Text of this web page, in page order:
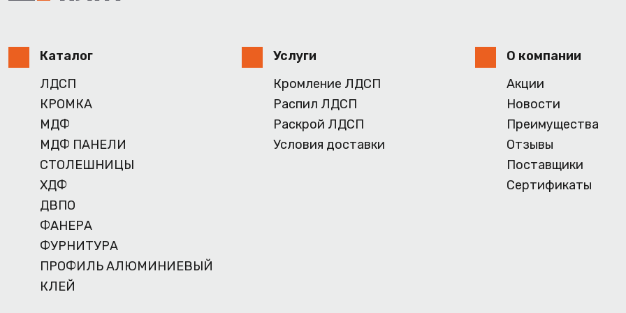
Каталог
ЛДСП
КРОМКА
МДФ
МДФ ПАНЕЛИ
СТОЛЕШНИЦЫ
ХДФ
ДВПО
ФАНЕРА
ФУРНИТУРА
ПРОФИЛЬ АЛЮМИНИЕВЫЙ
КЛЕЙ
Услуги
Кромление ЛДСП
Распил ЛДСП
Раскрой ЛДСП
Условия доставки
О компании
Акции
Новости
Преимущества
Отзывы
Поставщики
Сертификаты